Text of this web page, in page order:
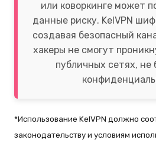
или коворкинге может
данные риску. KelVPN
создавая безопасный
хакеры не смогут
публичных сетях, не
*Использование KelVPN должно
законодательству и условиям